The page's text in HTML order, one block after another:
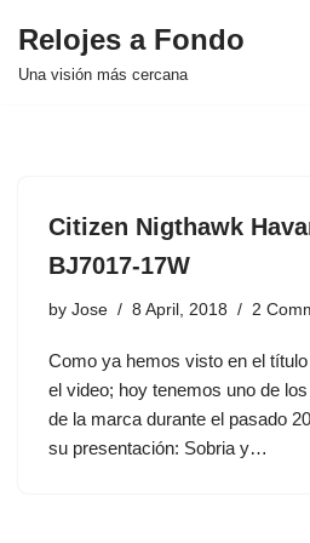
Skip
Relojes a Fondo
Una visión más cercana
Citizen Nigthawk
BJ7017-17W
by Jose 8 April, 2018 2
Como ya hemos visto en el
el video; hoy tenemos uno de
de la marca durante el pasado
su presentación: Sobria y…